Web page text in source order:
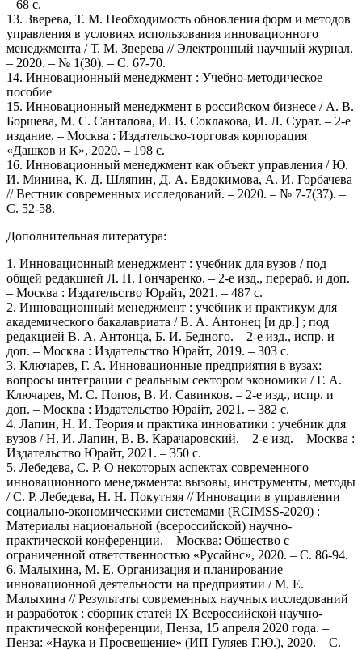
– 68 с.
13. Зверева, Т. М. Необходимость обновления форм и методов
управления в условиях использования инновационного
менеджмента / Т. М. Зверева // Электронный научный журнал.
– 2020. – № 1(30). – С. 67-70.
14. Инновационный менеджмент : Учебно-методическое
пособие
15. Инновационный менеджмент в российском бизнесе / А. В.
Борщева, М. С. Санталова, И. В. Соклакова, И. Л. Сурат. – 2-е
издание. – Москва : Издательско-торговая корпорация
«Дашков и К», 2020. – 198 с.
16. Инновационный менеджмент как объект управления / Ю.
И. Минина, К. Д. Шляпин, Д. А. Евдокимова, А. И. Горбачева
// Вестник современных исследований. – 2020. – № 7-7(37). –
С. 52-58.
Дополнительная литература:
1. Инновационный менеджмент : учебник для вузов / под
общей редакцией Л. П. Гончаренко. – 2-е изд., перераб. и доп.
– Москва : Издательство Юрайт, 2021. – 487 с.
2. Инновационный менеджмент : учебник и практикум для
академического бакалавриата / В. А. Антонец [и др.] ; под
редакцией В. А. Антонца, Б. И. Бедного. – 2-е изд., испр. и
доп. – Москва : Издательство Юрайт, 2019. – 303 с.
3. Ключарев, Г. А. Инновационные предприятия в вузах:
вопросы интеграции с реальным сектором экономики / Г. А.
Ключарев, М. С. Попов, В. И. Савинков. – 2-е изд., испр. и
доп. – Москва : Издательство Юрайт, 2021. – 382 с.
4. Лапин, Н. И. Теория и практика инноватики : учебник для
вузов / Н. И. Лапин, В. В. Карачаровский. – 2-е изд. – Москва :
Издательство Юрайт, 2021. – 350 с.
5. Лебедева, С. Р. О некоторых аспектах современного
инновационного менеджмента: вызовы, инструменты, методы
/ С. Р. Лебедева, Н. Н. Покутняя // Инновации в управлении
социально-экономическими системами (RCIMSS-2020) :
Материалы национальной (всероссийской) научно-
практической конференции. – Москва: Общество с
ограниченной ответственностью «Русайнс», 2020. – С. 86-94.
6. Малыхина, М. Е. Организация и планирование
инновационной деятельности на предприятии / М. Е.
Малыхина // Результаты современных научных исследований
и разработок : сборник статей IX Всероссийской научно-
практической конференции, Пенза, 15 апреля 2020 года. –
Пенза: «Наука и Просвещение» (ИП Гуляев Г.Ю.), 2020. – С.